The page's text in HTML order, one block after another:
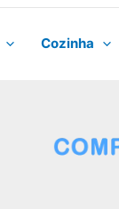
Cozinha